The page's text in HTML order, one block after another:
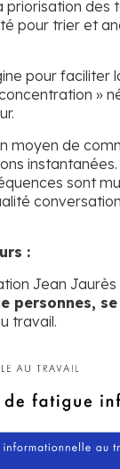
des
pour trier et
pour
»
moyen de
sont
:
Jean
personnes,
travail.